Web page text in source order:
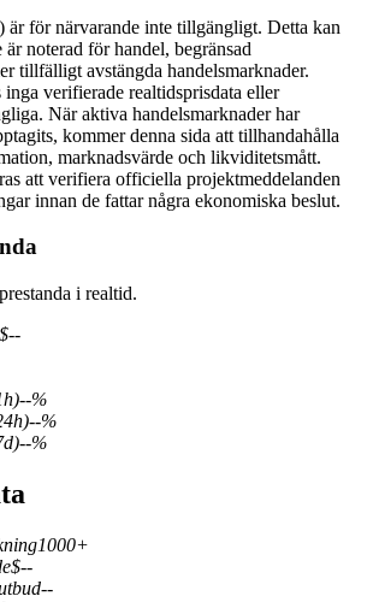
som säkerhet
valuta, ädelmetaller och råvaror
är för närvarande inte tillgängligt. Detta kan
noterad för handel, begränsad
tillfälligt avstängda handelsmarknader.
verifierade realtidsprisdata eller
När aktiva handelsmarknader har
kommer denna sida att tillhandahålla
marknadsvärde och likviditetsmått.
att verifiera officiella projektmeddelanden
innan de fattar några ekonomiska beslut.
i realtid.
$--
--%
--%
--%
1000+
$--
--